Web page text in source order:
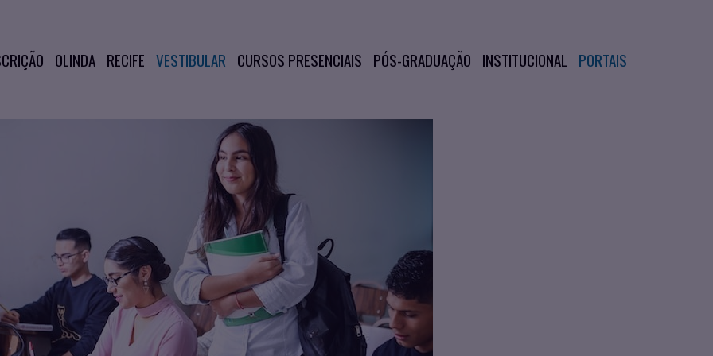
OLINDA RECIFE VESTIBULAR CURSOS PRESENCIAIS PÓS-GRADUAÇÃO INSTITUCIONAL PORTAIS